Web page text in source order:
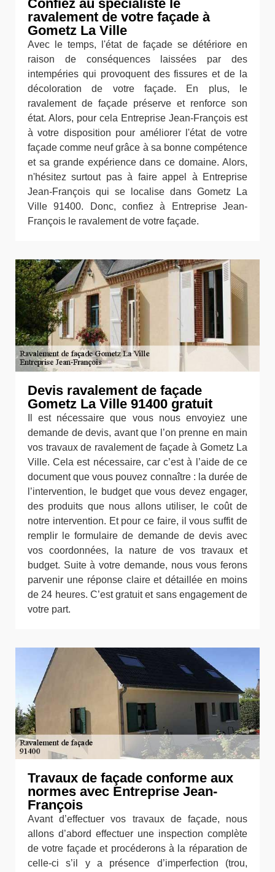
Confiez au spécialiste le
ravalement de votre façade à
Gometz La Ville
Avec le temps, l'état de façade se détériore en
raison de conséquences laissées par des
intempéries qui provoquent des fissures et de la
décoloration de votre façade. En plus, le
ravalement de façade préserve et renforce son
état. Alors, pour cela Entreprise Jean-François est
à votre disposition pour améliorer l'état de votre
façade comme neuf grâce à sa bonne compétence
et sa grande expérience dans ce domaine. Alors,
n'hésitez surtout pas à faire appel à Entreprise
Jean-François qui se localise dans Gometz La
Ville 91400. Donc, confiez à Entreprise Jean-
François le ravalement de votre façade.
Devis ravalement de façade
Gometz La Ville 91400 gratuit
Il est nécessaire que vous nous envoyiez une
demande de devis, avant que l’on prenne en main
vos travaux de ravalement de façade à Gometz La
Ville. Cela est nécessaire, car c’est à l’aide de ce
document que vous pouvez connaître : la durée de
l’intervention, le budget que vous devez engager,
des produits que nous allons utiliser, le coût de
notre intervention. Et pour ce faire, il vous suffit de
remplir le formulaire de demande de devis avec
vos coordonnées, la nature de vos travaux et
budget. Suite à votre demande, nous vous ferons
parvenir une réponse claire et détaillée en moins
de 24 heures. C’est gratuit et sans engagement de
votre part.
Travaux de façade conforme aux
normes avec Entreprise Jean-
François
Avant d’effectuer vos travaux de façade, nous
allons d’abord effectuer une inspection complète
de votre façade et procéderons à la réparation de
celle-ci s’il y a présence d’imperfection (trou,